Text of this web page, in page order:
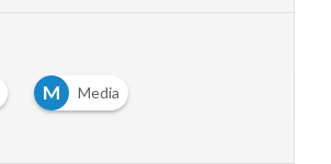
M Media